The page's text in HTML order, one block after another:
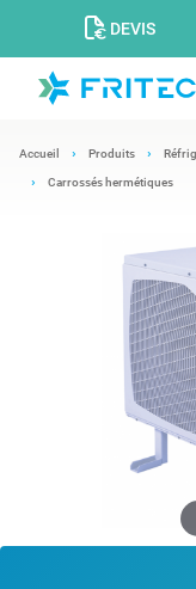
DEVIS
Accueil Produits
Carrossés hermétiques